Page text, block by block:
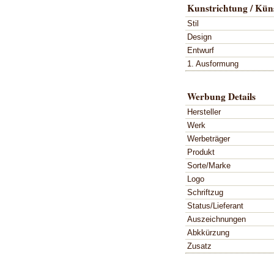
Kunstrichtung /
Stil
Design
Entwurf
1. Ausformung
Werbung Details
Hersteller
Werk
Werbeträger
Produkt
Sorte/Marke
Logo
Schriftzug
Status/Lieferant
Auszeichnungen
Abkkürzung
Zusatz